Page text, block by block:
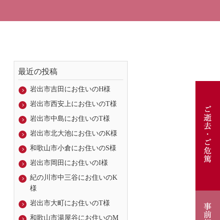
最近の投稿
岩出市吉田にお住いのH様
岩出市西安上にお住いのT様
岩出市中島にお住いのT様
岩出市北大池にお住いのK様
和歌山市小倉にお住いのS様
岩出市岡田にお住いのI様
紀の川市中三谷にお住いのK
様
岩出市大町にお住いのT様
和歌山市湯屋谷にお住いのM